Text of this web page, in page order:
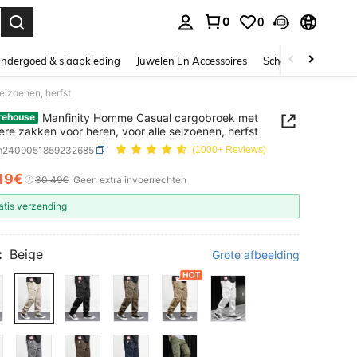
0 0
& slaapkleding Juwelen En Accessoires Schoonheid &
herfst
Manfinity Homme Casual cargobroek met
zakken voor heren, voor alle seizoenen, herfst
(1000+ Reviews)
AND AVAILABILITY
30.49€ Geen extra invoerrechten
verzending
Beige Grote afbeelding